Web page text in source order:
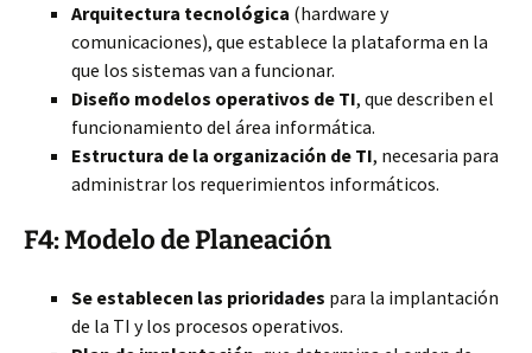
Arquitectura tecnológica (hardware y
comunicaciones), que establece la plataforma en la
que los sistemas van a funcionar.
Diseño modelos operativos de TI, que describen el
funcionamiento del área informática.
Estructura de la organización de TI, necesaria para
administrar los requerimientos informáticos.
F4: Modelo de Planeación
Se establecen las prioridades para la implantación
de la TI y los procesos operativos.